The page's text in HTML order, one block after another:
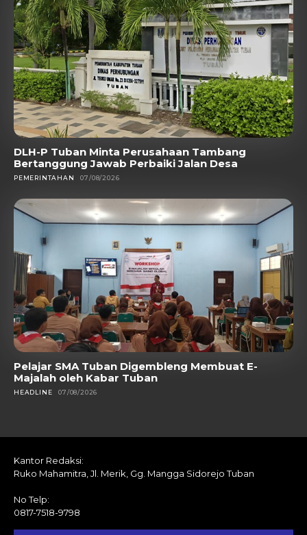
DLH-P Tuban Minta Perusahaan Tambang
Bertanggung Jawab Perbaiki Jalan Desa
PEMERINTAHAN 07/08/2026
Pelajar SMA Tuban Digembleng Membuat E-
Majalah oleh Kabar Tuban
HEADLINE 07/08/2026
Kantor Redaksi:
Ruko Mahamitra, Jl. Merik, Gg. Mangga Sidorejo Tuban
No Telp:
0817-7518-9798